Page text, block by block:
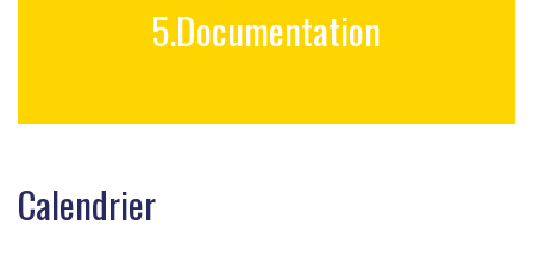
5.Documentation
Calendrier